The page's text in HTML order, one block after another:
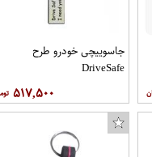
جاسوییچی خودرو طرح
DriveSafe
۵۱۷,۵۰۰